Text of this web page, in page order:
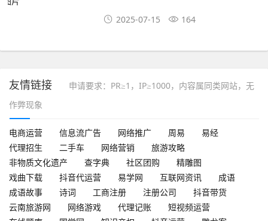
2025-07-15 164
友情链接
申请要求：PR≥1，IP≥1000，内容属同类网站，无
作弊现象
电商运营 信息流广告 网络推广 周易
易经
代理招生
二手车 网络营销
旅游攻略
非物质文化遗产
查字典 社区团购
精雕图
戏曲下载
抖音代运营 易学网 互联网资讯
成语
成语故事
诗词 工商注册 注册公司
抖音带货
云南旅游网
网络游戏 代理记账
短视频运营